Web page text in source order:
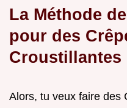
La Méthode
pour des
Croustillantes
Alors, tu veux faire des